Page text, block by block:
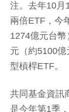
注。去年10月
兩倍ETF，今
1274億元台
元（約5100
型槓桿ETF。
共同基金資訊
是今年第1季